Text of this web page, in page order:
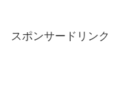
スポンサードリンク